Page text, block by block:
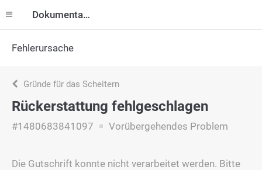
Dokumentation
Fehlerursache
Gründe für das Scheitern
Rückerstattung fehlgeschlagen
#1480683841097 Vorübergehendes Problem
Die Gutschrift konnte nicht verarbeitet werden. Bitte